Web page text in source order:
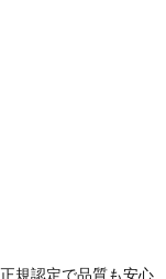
正規認定で品質も安心